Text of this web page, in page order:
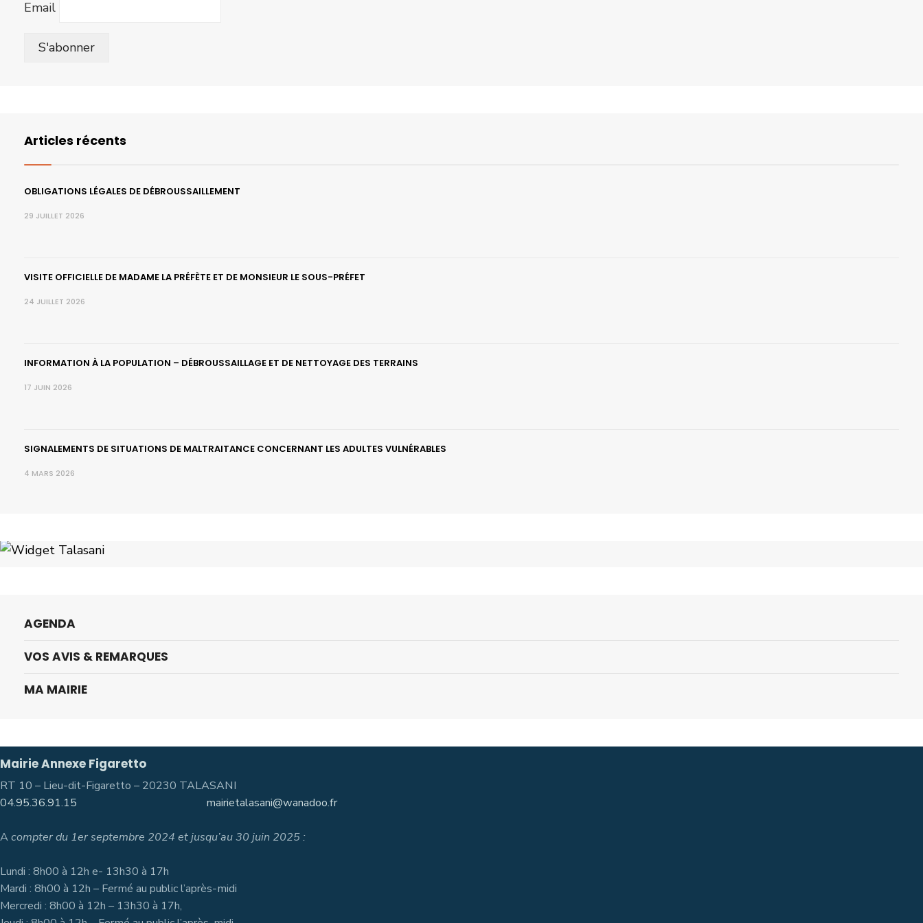
Email
Articles récents
OBLIGATIONS LÉGALES DE DÉBROUSSAILLEMENT
29 JUILLET 2026
VISITE OFFICIELLE DE MADAME LA PRÉFÈTE ET DE MONSIEUR LE SOUS-PRÉFET
24 JUILLET 2026
INFORMATION À LA POPULATION – DÉBROUSSAILLAGE ET DE NETTOYAGE DES TERRAINS
17 JUIN 2026
SIGNALEMENTS DE SITUATIONS DE MALTRAITANCE CONCERNANT LES ADULTES VULNÉRABLES
4 MARS 2026
AGENDA
VOS AVIS & REMARQUES
MA MAIRIE
Mairie Annexe Figaretto
RT 10 – Lieu-dit-Figaretto – 20230 TALASANI
04.95.36.91.15
mairietalasani@wanadoo.fr
Acompter du 1er septembre 2024 et jusqu’au 30 juin 2025 :
Lundi : 8h00 à 12h e- 13h30 à 17h
Mardi : 8h00 à 12h – Fermé au public l’après-midi
Mercredi : 8h00 à 12h – 13h30 à 17h,